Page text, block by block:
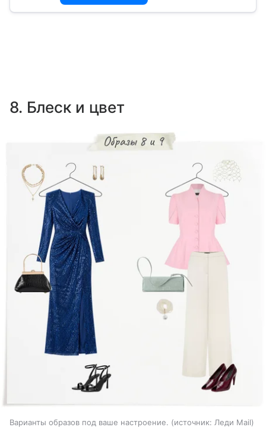
8. Блеск и цвет
Варианты образов под ваше настроение. источник: Леди Mail